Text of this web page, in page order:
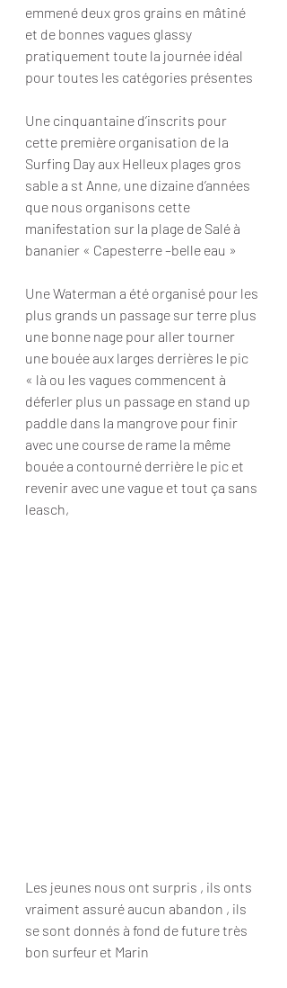
emmené deux gros grains en mâtiné
et de bonnes vagues glassy
pratiquement toute la journée idéal
pour toutes les catégories présentes
Une cinquantaine d’inscrits pour
cette première organisation de la
Surfing Day aux Helleux plages gros
sable a st Anne, une dizaine d’années
que nous organisons cette
manifestation sur la plage de Salé à
bananier « Capesterre –belle eau »
Une Waterman a été organisé pour les
plus grands un passage sur terre plus
une bonne nage pour aller tourner
une bouée aux larges derrières le pic
« là ou les vagues commencent à
déferler plus un passage en stand up
paddle dans la mangrove pour finir
avec une course de rame la même
bouée a contourné derrière le pic et
revenir avec une vague et tout ça sans
leasch,
Les jeunes nous ont surpris , ils onts
vraiment assuré aucun abandon , ils
se sont donnés à fond de future très
bon surfeur et Marin